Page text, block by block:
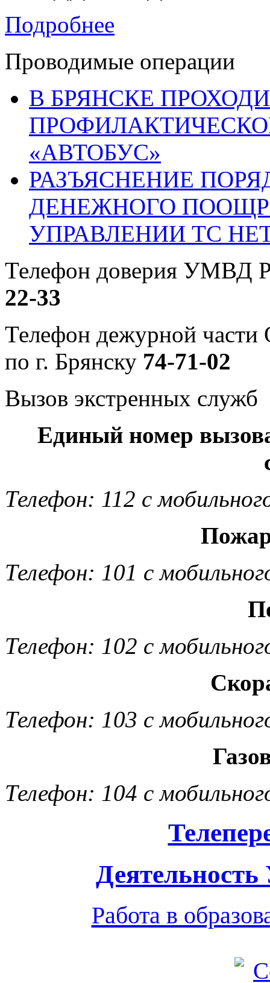
Подробнее
Проводимые операции
В БРЯНСКЕ
«АВТОБУС»
РАЗЪЯСНЕНИЕ
ДЕНЕЖНОГО
УПРАВЛЕНИИ ТС
Телефон доверия УМВД
22-33
Телефон дежурной
по г. Брянску 74-71-02
Вызов экстренных служб
Единый номер
Телефон: 112 с
Телефон: 101 с
Телефон: 102 с
Телефон: 103 с
Телефон: 104 с
Работа в